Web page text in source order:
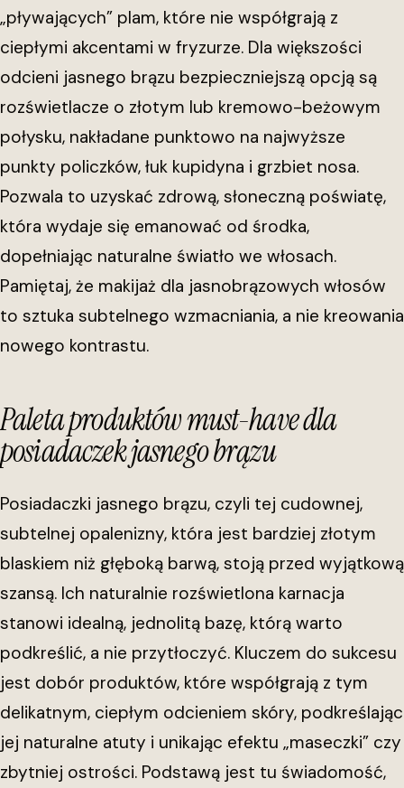
„pływających” plam, które nie współgrają z
ciepłymi akcentami w fryzurze. Dla większości
odcieni jasnego brązu bezpieczniejszą opcją są
rozświetlacze o złotym lub kremowo-beżowym
połysku, nakładane punktowo na najwyższe
punkty policzków, łuk kupidyna i grzbiet nosa.
Pozwala to uzyskać zdrową, słoneczną poświatę,
która wydaje się emanować od środka,
dopełniając naturalne światło we włosach.
Pamiętaj, że makijaż dla jasnobrązowych włosów
to sztuka subtelnego wzmacniania, a nie kreowania
nowego kontrastu.
Paleta produktów must-have dla
posiadaczek jasnego brązu
Posiadaczki jasnego brązu, czyli tej cudownej,
subtelnej opalenizny, która jest bardziej złotym
blaskiem niż głęboką barwą, stoją przed wyjątkową
szansą. Ich naturalnie rozświetlona karnacja
stanowi idealną, jednolitą bazę, którą warto
podkreślić, a nie przytłoczyć. Kluczem do sukcesu
jest dobór produktów, które współgrają z tym
delikatnym, ciepłym odcieniem skóry, podkreślając
jej naturalne atuty i unikając efektu „maseczki” czy
zbytniej ostrości. Podstawą jest tu świadomość,